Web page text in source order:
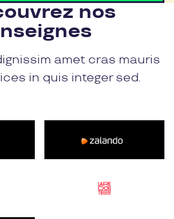
nos
amet cras mauris
in quis integer sed.